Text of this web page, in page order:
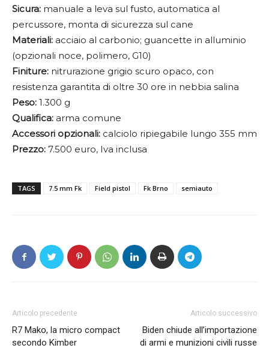
Sicura: manuale a leva sul fusto, automatica al
percussore, monta di sicurezza sul cane
Materiali: acciaio al carbonio; guancette in alluminio
(opzionali noce, polimero, G10)
Finiture: nitrurazione grigio scuro opaco, con
resistenza garantita di oltre 30 ore in nebbia salina
Peso: 1.300 g
Qualifica: arma comune
Accessori opzionali: calciolo ripiegabile lungo 355 mm
Prezzo: 7.500 euro, Iva inclusa
TAGS 7.5 mm Fk Field pistol Fk Brno semiauto
Articolo precedente
R7 Mako, la micro compact
secondo Kimber
Articolo successivo
Biden chiude all’importazione
di armi e munizioni civili russe